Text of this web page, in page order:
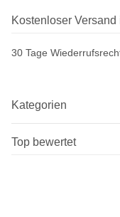
Kostenloser
30 Tage
Kategorien
Top bewertet